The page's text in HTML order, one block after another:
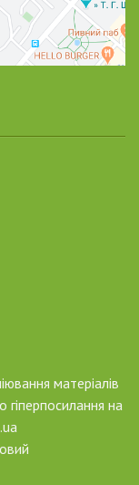
матеріалів
на